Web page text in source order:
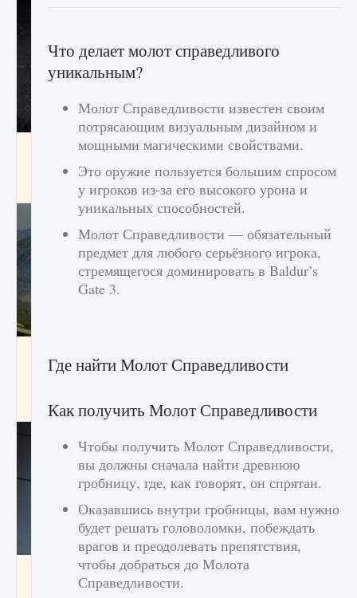
лицензии, лиги, команды и стадионы в EA
9 августа 2024 2 395 0 2
«Идет сохранение мира — Невозможно
9 августа 2024 2 711
Все новые функции в режиме карьеры EA
Что делает молот справедливого
уникальным?
Молот Справедливости известен своим
потрясающим визуальным дизайном и
мощными магическими свойствами.
Это оружие пользуется большим спросом
у игроков из-за его высокого урона и
уникальных способностей.
Молот Справедливости — обязательный
предмет для любого серьёзного игрока,
стремящегося доминировать в Baldur’s
Gate 3.
Где найти Молот Справедливости
Как получить Молот Справедливости
Чтобы получить Молот Справедливости,
вы должны сначала найти древнюю
гробницу, где, как говорят, он спрятан.
Оказавшись внутри гробницы, вам нужно
будет решать головоломки, побеждать
врагов и преодолевать препятствия,
чтобы добраться до Молота
Справедливости.